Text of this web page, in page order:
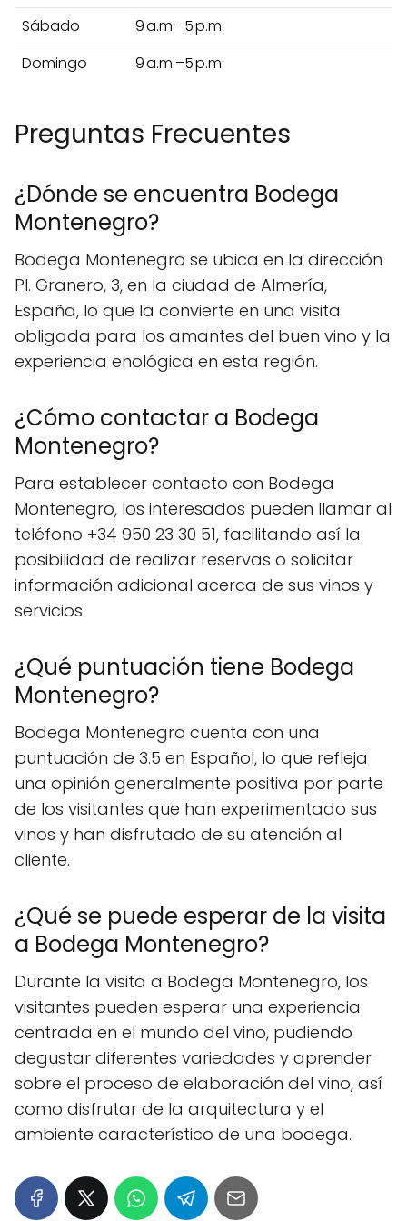
Sábado
9 a.m.–5 p.m.
Domingo
9 a.m.–5 p.m.
Preguntas Frecuentes
¿Dónde se encuentra Bodega
Montenegro?
Bodega Montenegro se ubica en la dirección
Pl. Granero, 3, en la ciudad de Almería,
España, lo que la convierte en una visita
obligada para los amantes del buen vino y la
experiencia enológica en esta región.
¿Cómo contactar a Bodega
Montenegro?
Para establecer contacto con Bodega
Montenegro, los interesados pueden llamar al
teléfono +34 950 23 30 51, facilitando así la
posibilidad de realizar reservas o solicitar
información adicional acerca de sus vinos y
servicios.
¿Qué puntuación tiene Bodega
Montenegro?
Bodega Montenegro cuenta con una
puntuación de 3.5 en Español, lo que refleja
una opinión generalmente positiva por parte
de los visitantes que han experimentado sus
vinos y han disfrutado de su atención al
cliente.
¿Qué se puede esperar de la visita
a Bodega Montenegro?
Durante la visita a Bodega Montenegro, los
visitantes pueden esperar una experiencia
centrada en el mundo del vino, pudiendo
degustar diferentes variedades y aprender
sobre el proceso de elaboración del vino, así
como disfrutar de la arquitectura y el
ambiente característico de una bodega.